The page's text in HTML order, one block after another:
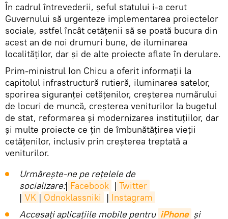
În cadrul întrevederii, șeful statului i-a cerut
Guvernului să urgenteze implementarea proiectelor
sociale, astfel încât cetățenii să se poată bucura din
acest an de noi drumuri bune, de iluminarea
localităților, dar și de alte proiecte aflate în derulare.
Prim-ministrul Ion Chicu a oferit informații la
capitolul infrastructură rutieră, iluminarea satelor,
sporirea siguranței cetățenilor, creșterea numărului
de locuri de muncă, creșterea veniturilor la bugetul
de stat, reformarea și modernizarea instituțiilor, dar
și multe proiecte ce țin de îmbunătățirea vieții
cetățenilor, inclusiv prin creșterea treptată a
veniturilor.
Urmărește-ne pe rețelele de
socializare:| Facebook | Twitter
| VK | Odnoklassniki | Instagram
Accesaţi aplicaţiile mobile pentru iPhone și